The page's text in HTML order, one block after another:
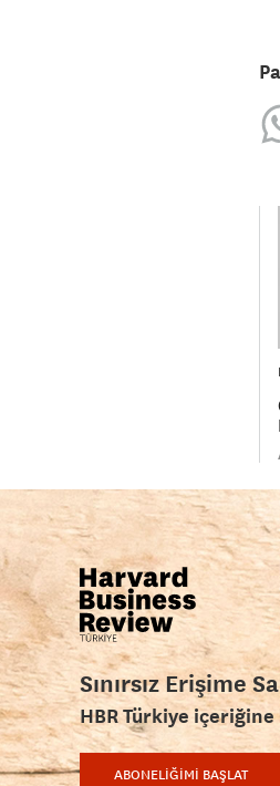
Sınırsız Erişime
HBR Türkiye
ABONELİĞİMİ BAŞLAT